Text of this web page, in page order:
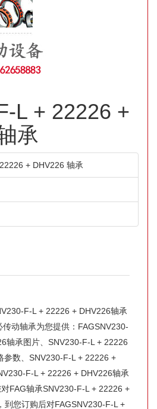
L + 22226 +
承
+ DHV226 轴承
F-L + 22226 + DHV226轴承
动轴承为您提供：FAGSNV230-
轴承图片、SNV230-F-L + 22226
参数、SNV230-F-L + 22226 +
F-L + 22226 + DHV226轴承
FAG轴承SNV230-F-L + 22226 +
到您订购后对FAGSNV230-F-L +